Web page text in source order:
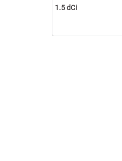
1.5 dCi